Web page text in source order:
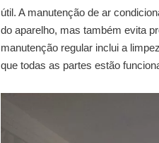
útil. A manutenção de ar
do aparelho, mas também evita
manutenção regular inclui a
que todas as partes estão